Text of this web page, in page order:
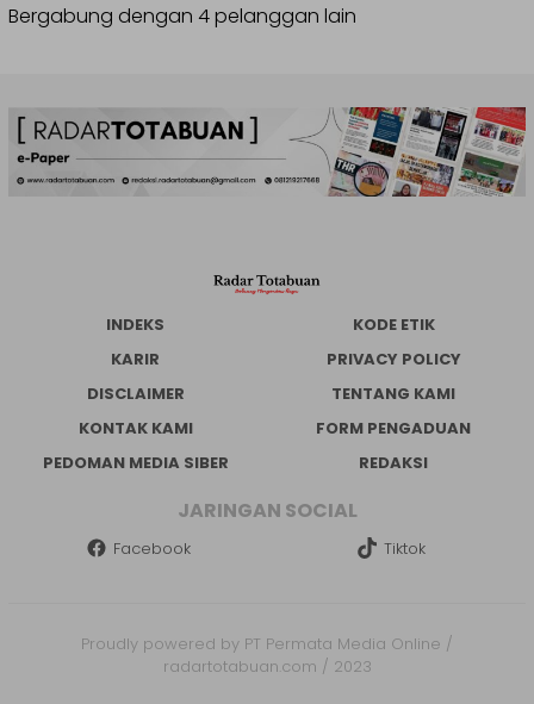
Bergabung dengan 4 pelanggan lain
INDEKS
KODE ETIK
KARIR
PRIVACY POLICY
DISCLAIMER
TENTANG KAMI
KONTAK KAMI
FORM PENGADUAN
PEDOMAN MEDIA SIBER
REDAKSI
JARINGAN SOCIAL
Facebook Tiktok
Proudly powered by PT Permata Media Online /
radartotabuan.com / 2023